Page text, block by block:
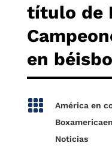
título de
en
 América en
Noticias